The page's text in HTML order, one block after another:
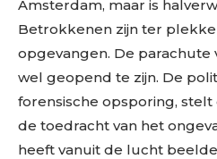
Amsterdam, maar is
Betrokkenen zijn ter
opgevangen. De parachute
wel geopend te zijn. De
forensische opsporing,
de toedracht van het
heeft vanuit de lucht